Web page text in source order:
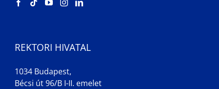
REKTORI HIVATAL
1034 Budapest,
Bécsi út 96/B I-II. emelet